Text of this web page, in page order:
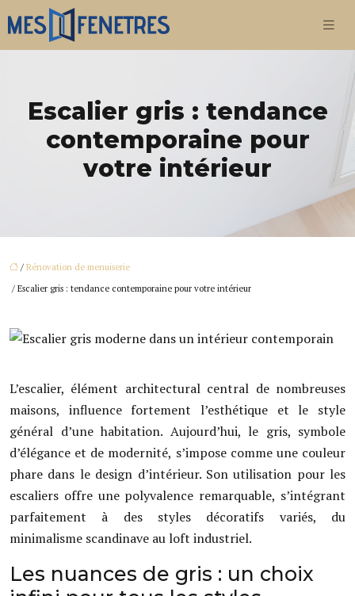
Escalier gris : tendance
contemporaine pour
votre intérieur
/ Rénovation de menuiserie
/ Escalier gris : tendance contemporaine pour votre intérieur
L’escalier, élément architectural central de nombreuses
maisons, influence fortement l’esthétique et le style
général d’une habitation. Aujourd’hui, le gris, symbole
d’élégance et de modernité, s’impose comme une couleur
phare dans le design d’intérieur. Son utilisation pour les
escaliers offre une polyvalence remarquable, s’intégrant
parfaitement à des styles décoratifs variés, du
minimalisme scandinave au loft industriel.
Les nuances de gris : un choix